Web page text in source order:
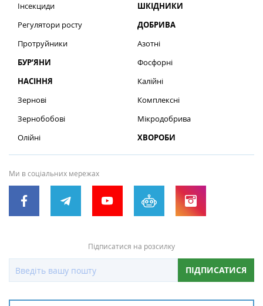
Інсекциди
Регулятори росту
Протруйники
БУР’ЯНИ
НАСІННЯ
Зернові
Зернобобові
Олійні
ШКІДНИКИ
ДОБРИВА
Азотні
Фосфорні
Калійні
Комплексні
Мікродобрива
ХВОРОБИ
Ми в соціальних мережах
Підписатися на розсилку
ПІДПИСАТИСЯ